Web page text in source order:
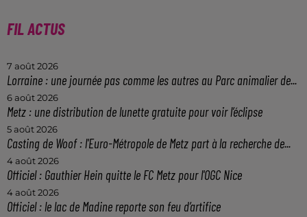
FIL ACTUS
7 août 2026
Lorraine : une journée pas comme les autres au Parc animalier de...
6 août 2026
Metz : une distribution de lunette gratuite pour voir l’éclipse
5 août 2026
Casting de Woof : l'Euro-Métropole de Metz part à la recherche de...
4 août 2026
Officiel : Gauthier Hein quitte le FC Metz pour l'OGC Nice
4 août 2026
Officiel : le lac de Madine reporte son feu d’artifice